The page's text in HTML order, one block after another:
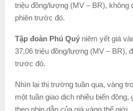
triệu đồng/lượng (MV – BR), không
phiên trước đó.
Tập đoàn Phú Quý niêm yết giá
37,06 triệu đồng/lượng (MV – BR),
trước đó.
Nhìn lại thị trường tuần qua, vàng
một tuần giao dịch nhiều biến động,
theo nhịp dẫn của giá vàng thế giới.